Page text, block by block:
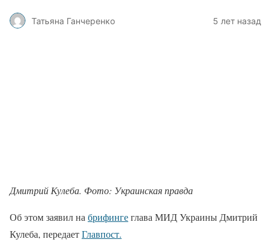
Татьяна Ганчеренко 5 лет назад
Дмитрий Кулеба. Фото: Украинская правда
Об этом заявил набрифингеглава МИД Украины Дмитрий
Кулеба, передаетГлавпост.